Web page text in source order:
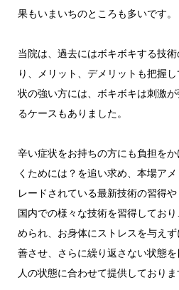
果もいまいちのところも多いです。
当院は、過去にはボキボキする技
り、メリット、デメリットも把握
状の強い方には、ボキボキは刺激
るケースもありました。
辛い症状をお持ちの方にも負担を
くためには？を追い求め、本場ア
レードされている最新技術の習得や
国内での様々な技術を習得してお
められ、お身体にストレスを与え
善させ、さらに繰り返さない状態
人の状態に合わせて提供しておりま